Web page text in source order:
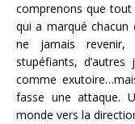
comprenons que tout
qui a marqué chacun
ne jamais revenir,
stupéfiants,
comme
fasse une attaque.
monde vers la